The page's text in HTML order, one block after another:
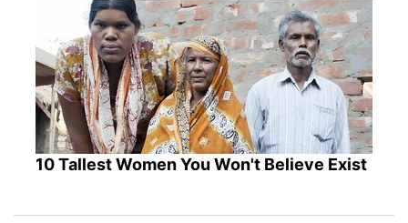
10 Tallest Women You Won't Believe Exist